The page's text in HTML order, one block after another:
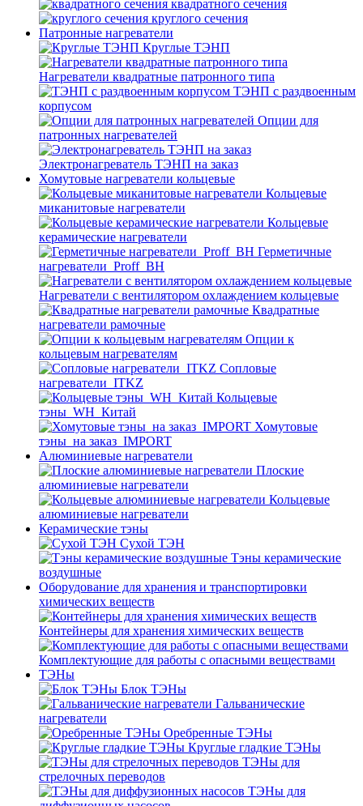
квадратного сечения
круглого сечения
Патронные нагреватели
Круглые ТЭНП
Нагреватели квадратные патронного типа
ТЭНП с раздвоенным
корпусом
Опции для
патронных нагревателей
Электронагреватель ТЭНП на заказ
Хомутовые нагреватели кольцевые
Кольцевые
миканитовые нагреватели
Кольцевые
керамические нагреватели
Герметичные
нагреватели_Proff_BH
Нагреватели с вентилятором охлаждением кольцевые
Квадратные
нагреватели рамочные
Опции к
кольцевым нагревателям
Cопловые
нагреватели_ITKZ
Кольцевые
тэны_WH_Китай
Хомутовые
тэны_на заказ_IMPORT
Алюминиевые нагреватели
Плоские
алюминиевые нагреватели
Кольцевые
алюминиевые нагреватели
Керамические тэны
Сухой ТЭН
Тэны керамические
воздушные
Оборудование для хранения и транспортировки
химических веществ
Контейнеры для хранения химических веществ
Комплектующие для работы с опасными веществами
ТЭНы
Блок ТЭНы
Гальванические
нагреватели
Оребренные ТЭНы
Круглые гладкие ТЭНы
ТЭНы для
стрелочных переводов
ТЭНы для